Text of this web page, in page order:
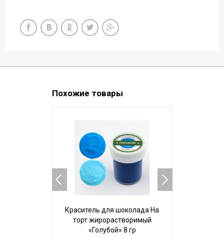
Похожие товары
Краситель для шоколада На
торт жирорастворимый
«Голубой» 8 гр